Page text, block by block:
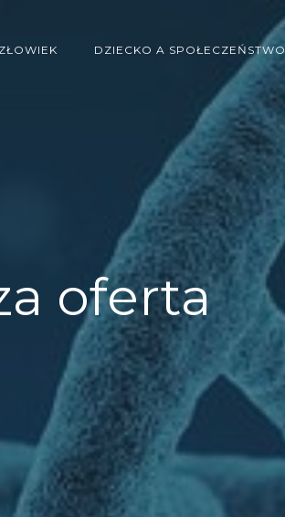
DZIECKO A SPOŁECZEŃSTWO
oferta